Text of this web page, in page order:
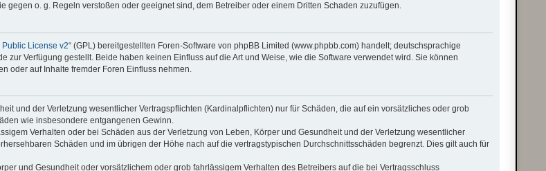
gegen o. g. Regeln verstoßen oder geeignet sind, dem Betreiber oder einem Dritten Schaden zuzufügen.
Public License v2“ (GPL) bereitgestellten Foren-Software von phpBB Limited (www.phpbb.com) handelt; deutschsprachige
Verfügung gestellt. Beide haben keinen Einfluss auf die Art und Weise, wie die Software verwendet wird. Sie können
oder auf Inhalte fremder Foren Einfluss nehmen.
und der Verletzung wesentlicher Vertragspflichten (Kardinalpflichten) nur für Schäden, die auf ein vorsätzliches oder grob
wie insbesondere entgangenen Gewinn.
Verhalten oder bei Schäden aus der Verletzung von Leben, Körper und Gesundheit und der Verletzung wesentlicher
Schäden und im übrigen der Höhe nach auf die vertragstypischen Durchschnittsschäden begrenzt. Dies gilt auch für
und Gesundheit oder vorsätzlichem oder grob fahrlässigem Verhalten des Betreibers auf die bei Vertragsschluss